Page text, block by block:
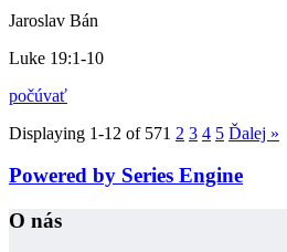
Jaroslav Bán
Luke 19:1-10
počúvať
Displaying 1-12 of 571 2 3 4 5 Ďalej »
Powered by Series Engine
O nás